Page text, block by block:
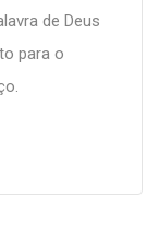
de Deus
para o